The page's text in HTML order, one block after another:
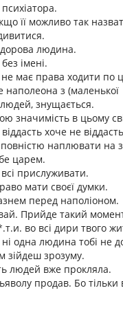
її можливо так
людина.
імені.
має права ходити по
наполеона з (маленької
знущається.
значимість в цьому
хоче не
наплювати на
царем.
прислуживати.
мати своєї думки.
перед наполіоном.
Прийде такий
во всі дири твого
ні одна людина тобі не
зійдеш зрозуму.
людей вже прокляла.
продав. Бо тільки